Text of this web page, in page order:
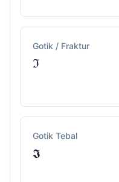
Gotik / Fraktur
ℑ
Gotik Tebal
𝕴